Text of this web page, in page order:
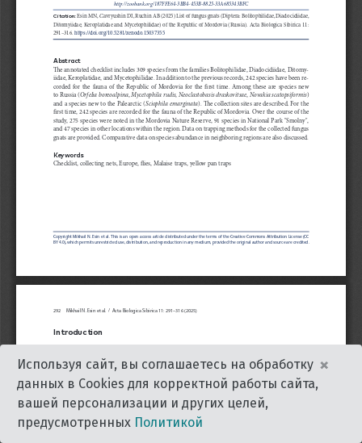
Используя сайт, вы соглашаетесь на обработку
данных в Cookies для корректной работы сайта,
вашей персонализации и других целей,
предусмотренных Политикой
×